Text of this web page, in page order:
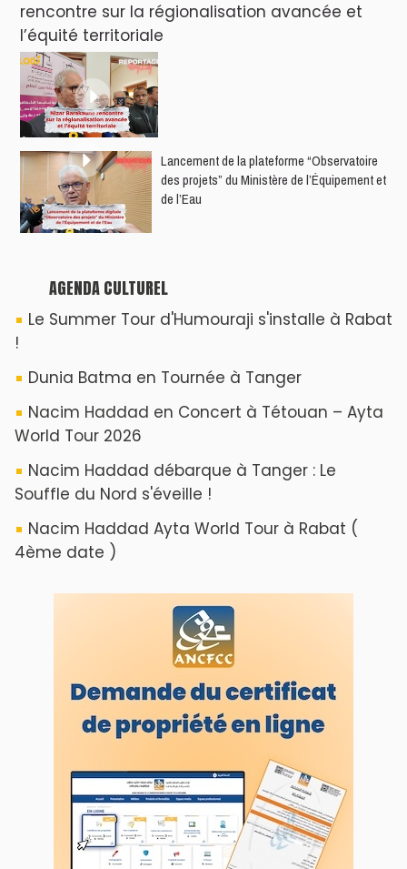
rencontre sur la régionalisation avancée et
l’équité territoriale
​Lancement de la plateforme “Observatoire
des projets” du Ministère de l’Équipement et
de l’Eau
AGENDA CULTUREL
Le Summer Tour d'Humouraji s'installe à Rabat
!
Dunia Batma en Tournée à Tanger
Nacim Haddad en Concert à Tétouan – Ayta
World Tour 2026
Nacim Haddad débarque à Tanger : Le
Souffle du Nord s'éveille !
Nacim Haddad Ayta World Tour à Rabat (
4ème date )